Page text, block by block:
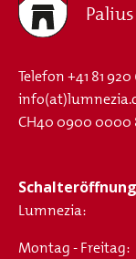
Palius
Telefon+41 81
CH40 0900 0000
Lumnezia:
Montag - Freitag: